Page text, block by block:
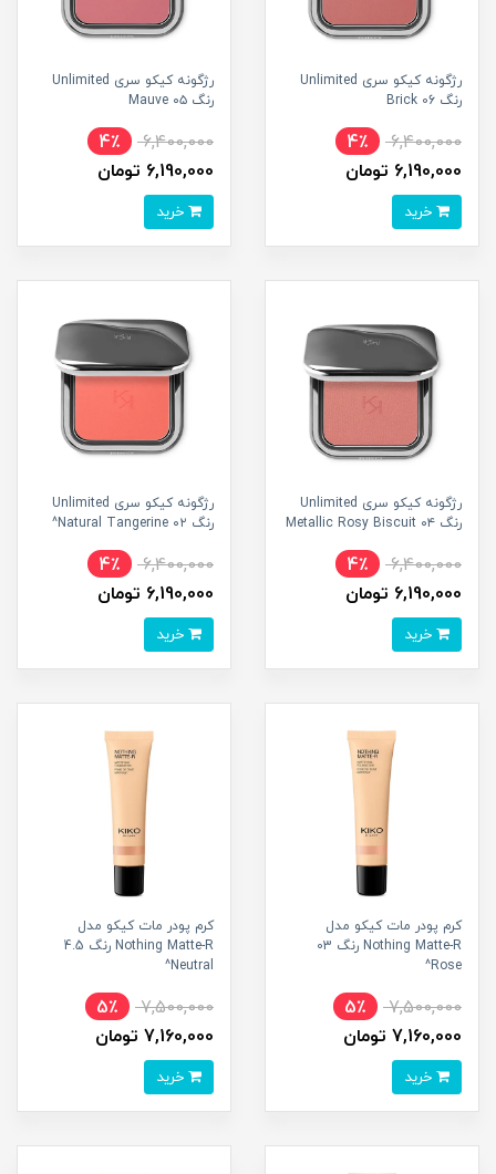
رژگونه کیکو سری Unlimited
رنگ 06 Brick
6,400,000
4٪
6,190,000 تومان
رژگونه کیکو سری Unlimited
رنگ ۰۵ Mauve
6,400,000
4٪
6,190,000 تومان
رژگونه کیکو سری Unlimited
رنگ ۰۴ Metallic Rosy Biscuit
6,400,000
4٪
6,190,000 تومان
رژگونه کیکو سری Unlimited
رنگ ۰۲ Natural Tangerine^
6,400,000
4٪
6,190,000 تومان
کرم پودر مات کیکو مدل
Nothing Matte-R رنگ 03
Rose^
7,500,000
5٪
7,160,000 تومان
کرم پودر مات کیکو مدل
Nothing Matte-R رنگ 4.5
Neutral^
7,500,000
5٪
7,160,000 تومان